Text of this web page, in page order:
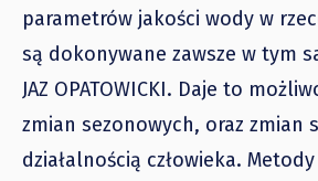
parametrów jakości wody w
są dokonywane zawsze w tym
JAZ OPATOWICKI. Daje to
zmian sezonowych, oraz zmian
działalnością człowieka.